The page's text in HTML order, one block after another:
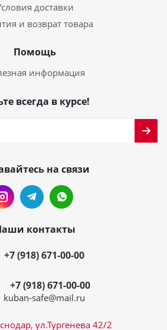
доставки
и возврат товара
Помощь
информация
всегда в курсе!
на связи
контакты
+7 (918) 671-00-00
+7 (918) 671-00-00
kuban-safe@mail.ru
ул.Тургенева 42/2